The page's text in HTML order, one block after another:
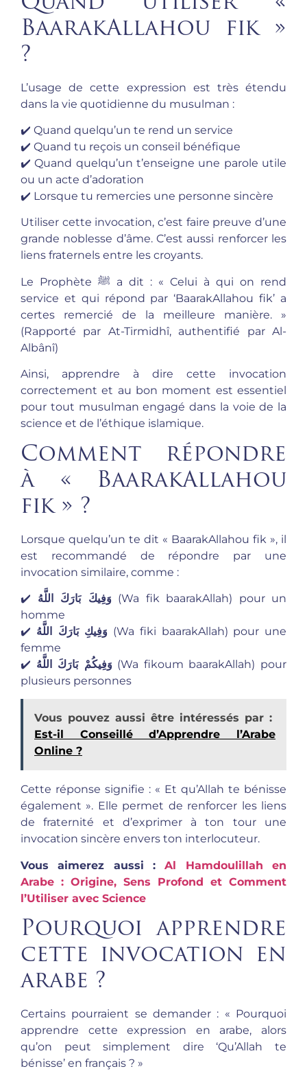
BaarakAllahou fik »
?
L’usage de cette expression est très étendu
dans la vie quotidienne du musulman :
✔️ Quand quelqu’un te rend un service
✔️ Quand tu reçois un conseil bénéfique
✔️ Quand quelqu’un t’enseigne une parole utile
ou un acte d’adoration
✔️ Lorsque tu remercies une personne sincère
Utiliser cette invocation, c’est faire preuve d’une
grande noblesse d’âme. C’est aussi renforcer les
liens fraternels entre les croyants.
Le Prophète ﷺ a dit : « Celui à qui on rend
service et qui répond par ‘BaarakAllahou fik’ a
certes remercié de la meilleure manière. »
(Rapporté par At-Tirmidhî, authentifié par Al-
Albânî)
Ainsi, apprendre à dire cette invocation
correctement et au bon moment est essentiel
pour tout musulman engagé dans la voie de la
science et de l’éthique islamique.
Comment répondre
à « BaarakAllahou
fik » ?
Lorsque quelqu’un te dit « BaarakAllahou fik », il
est recommandé de répondre par une
invocation similaire, comme :
✔️ وَفِيكَ بَارَكَ اللَّهُ(Wa fik baarakAllah) pour un
homme
✔️ وَفِيكِ بَارَكَ اللَّهُ (Wa fiki baarakAllah) pour une
femme
✔️ وَفِيكُمْ بَارَكَ اللَّهُ(Wa fikoum baarakAllah) pour
plusieurs personnes
Vous pouvez aussi être intéressés par :
Est-il Conseillé d’Apprendre l’Arabe
Online ?
Cette réponse signifie : « Et qu’Allah te bénisse
également ». Elle permet de renforcer les liens
de fraternité et d’exprimer à ton tour une
invocation sincère envers ton interlocuteur.
Vous aimerez aussi :Al Hamdoulillah en
Arabe : Origine, Sens Profond et Comment
l’Utiliser avec Science
Pourquoi apprendre
cette invocation en
arabe ?
Certains pourraient se demander : « Pourquoi
apprendre cette expression en arabe, alors
qu’on peut simplement dire ‘Qu’Allah te
bénisse’ en français ? »